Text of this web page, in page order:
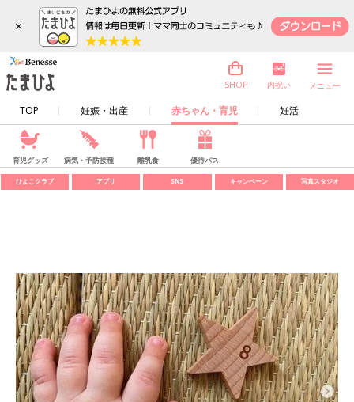
×
TOP 妊娠・出産 赤ちゃん・育児 妊活
SHOP 内祝い メニュー
育児グッズ 病気・予防接種 離乳食 優待パス
ひよこクラブ アプリ SNS キャンペーン 写真スタジオ